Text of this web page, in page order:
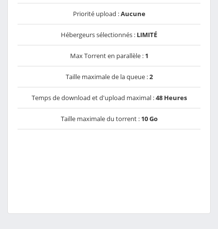
Priorité upload :Aucune
Hébergeurs sélectionnés : LIMITÉ
Max Torrent en parallèle : 1
Taille maximale de la queue :2
Temps de download et d'upload maximal :48 Heures
Taille maximale du torrent : 10 Go